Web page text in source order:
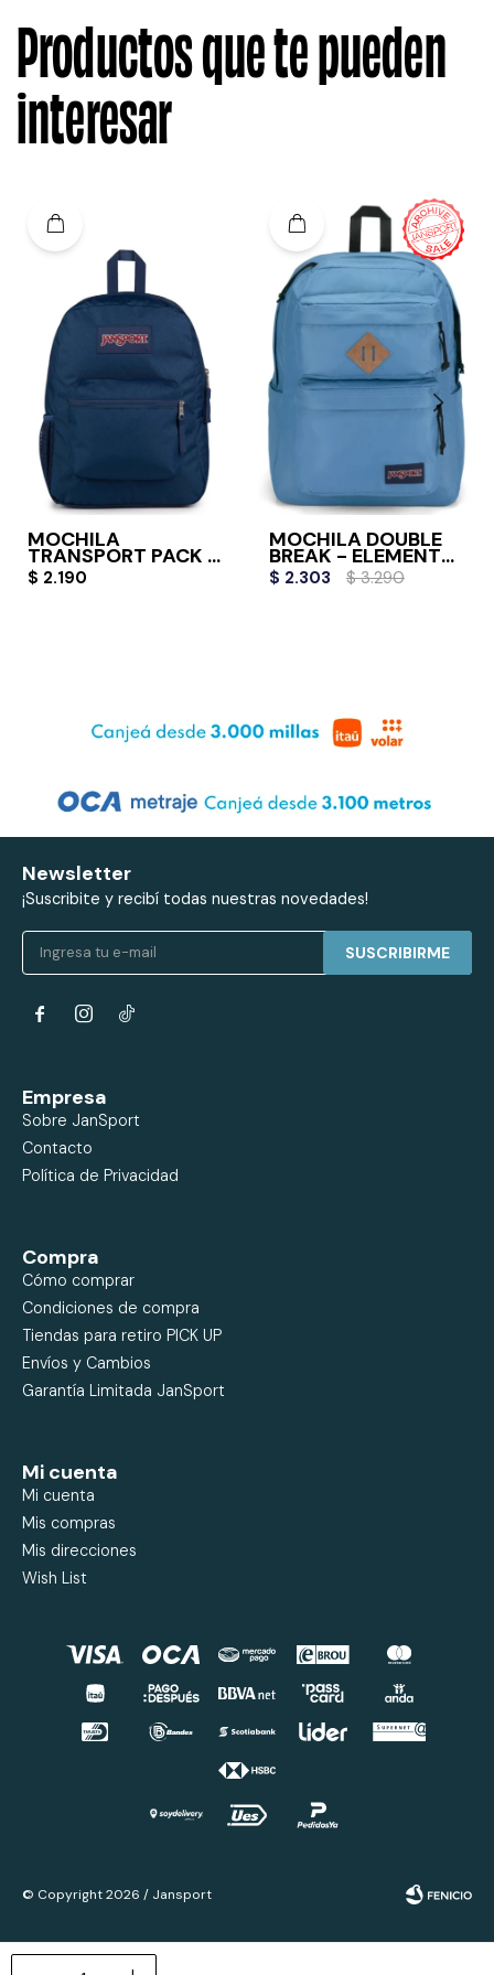
Productos que te pueden
interesar
MOCHILA
TRANSPORT PACK -
NAVY
$ 2.190
MOCHILA DOUBLE
BREAK - ELEMENTAL
BLUE
$ 2.303 $ 3.290
Newsletter
¡Suscribite y recibí todas nuestras novedades!
SUSCRIBIRME
 
Empresa
Sobre JanSport
Contacto
Política de Privacidad
Compra
Cómo comprar
Condiciones de compra
Tiendas para retiro PICK UP
Envíos y Cambios
Garantía Limitada JanSport
Mi cuenta
Mi cuenta
Mis compras
Mis direcciones
Wish List
© Copyright 2026 / Jansport